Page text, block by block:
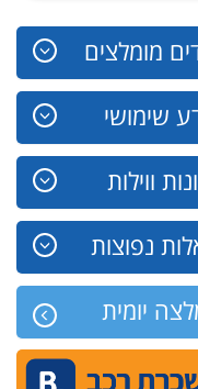
מומלצים
שימושי
ווילות
נפוצות
יומית